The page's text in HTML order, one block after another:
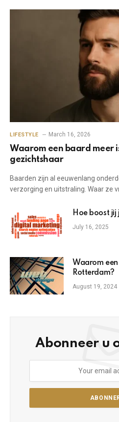
LIFESTYLE March 16, 2026
Waarom een baard meer
gezichtshaar
Baarden zijn al eeuwenlang
verzorging en uitstraling. Waar ze
Hoe boost
July 16, 2025
Waarom
Rotterdam?
August 19, 2024
Abonneer u